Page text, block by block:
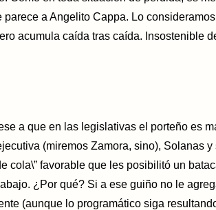
parece a Angelito Cappa. Lo
acumula caída tras caída. Insostenible
a que en las legislativas el porteño es
(miremos Zamora, sino), Solanas y
cola\” favorable que les posibilitó un
¿Por qué? Si a ese guiño no le
(aunque lo programático siga